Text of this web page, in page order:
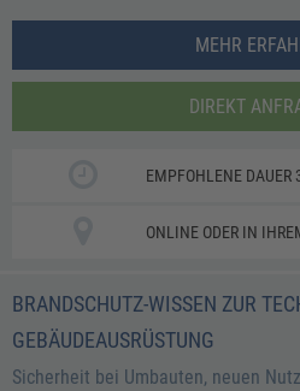
MEHR
DIREKT
EMPFOHLENE DAUER
ONLINE ODER IN
BRANDSCHUTZ-WISSEN ZUR
GEBÄUDEAUSRÜSTUNG
Sicherheit bei Umbauten, neuen